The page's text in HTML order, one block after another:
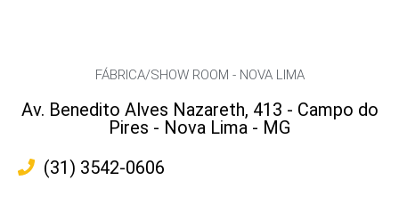
FÁBRICA/SHOW ROOM - NOVA LIMA
Av. Benedito Alves Nazareth, 413 - Campo do
Pires - Nova Lima - MG
(31) 3542-0606